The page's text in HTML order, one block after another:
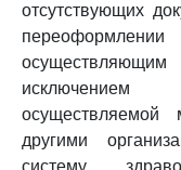
отсутствующих
осуществляющим
исключением
осуществляемой
другими
систему